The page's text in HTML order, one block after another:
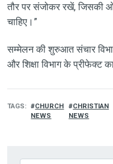
तौर पर संजोकर रखें, जिसकी ओर
चाहिए।”
सम्मेलन की शुरुआत संचार
और शिक्षा विभाग के प्रीफेक्ट
TAGS
CHURCH
NEWS
CHRISTIAN
NEWS